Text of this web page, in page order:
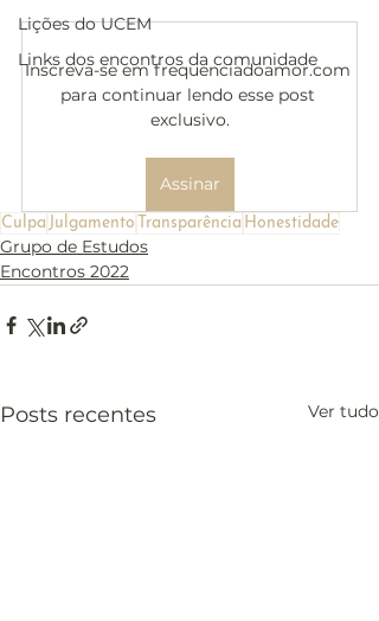
Lições do UCEM
Links dos encontros da comunidade
Inscreva-se em frequenciadoamor.com
para continuar lendo esse post
exclusivo.
Assinar
Culpa Julgamento Transparência Honestidade
Grupo de Estudos
Encontros 2022
Posts recentes Ver tudo